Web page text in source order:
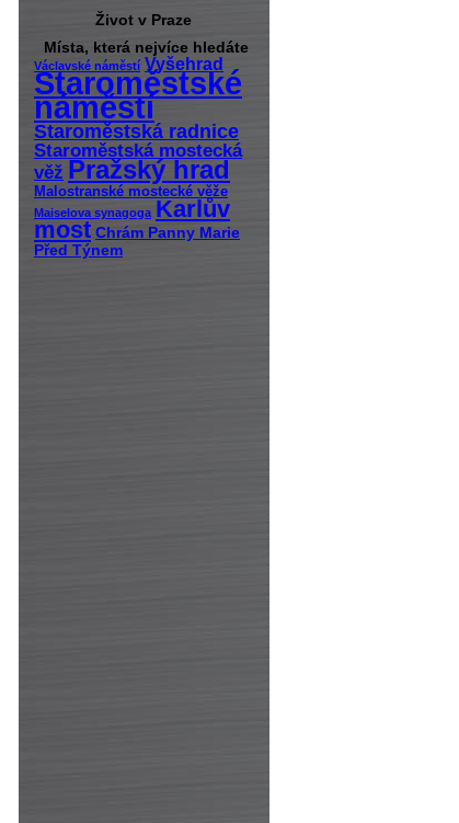
Život v Praze
Místa, která nejvíce hledáte
Václavské náměstí Vyšehrad
Staroměstské
náměstí
Staroměstská radnice
Staroměstská mostecká
věž Pražský hrad
Malostranské mostecké věže
Maiselova synagoga Karlův
most Chrám Panny Marie
Před Týnem